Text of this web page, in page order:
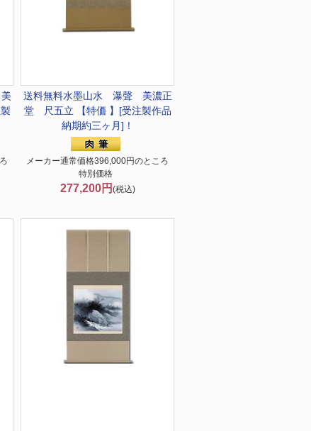
送料無料水墨山水 瀑聲 美濃正
堂 尺五立 【特価 】[受注製作品
納期約三ヶ月]！
メーカー通常価格396,000円のところ
特別価格
277,200円 (税込)